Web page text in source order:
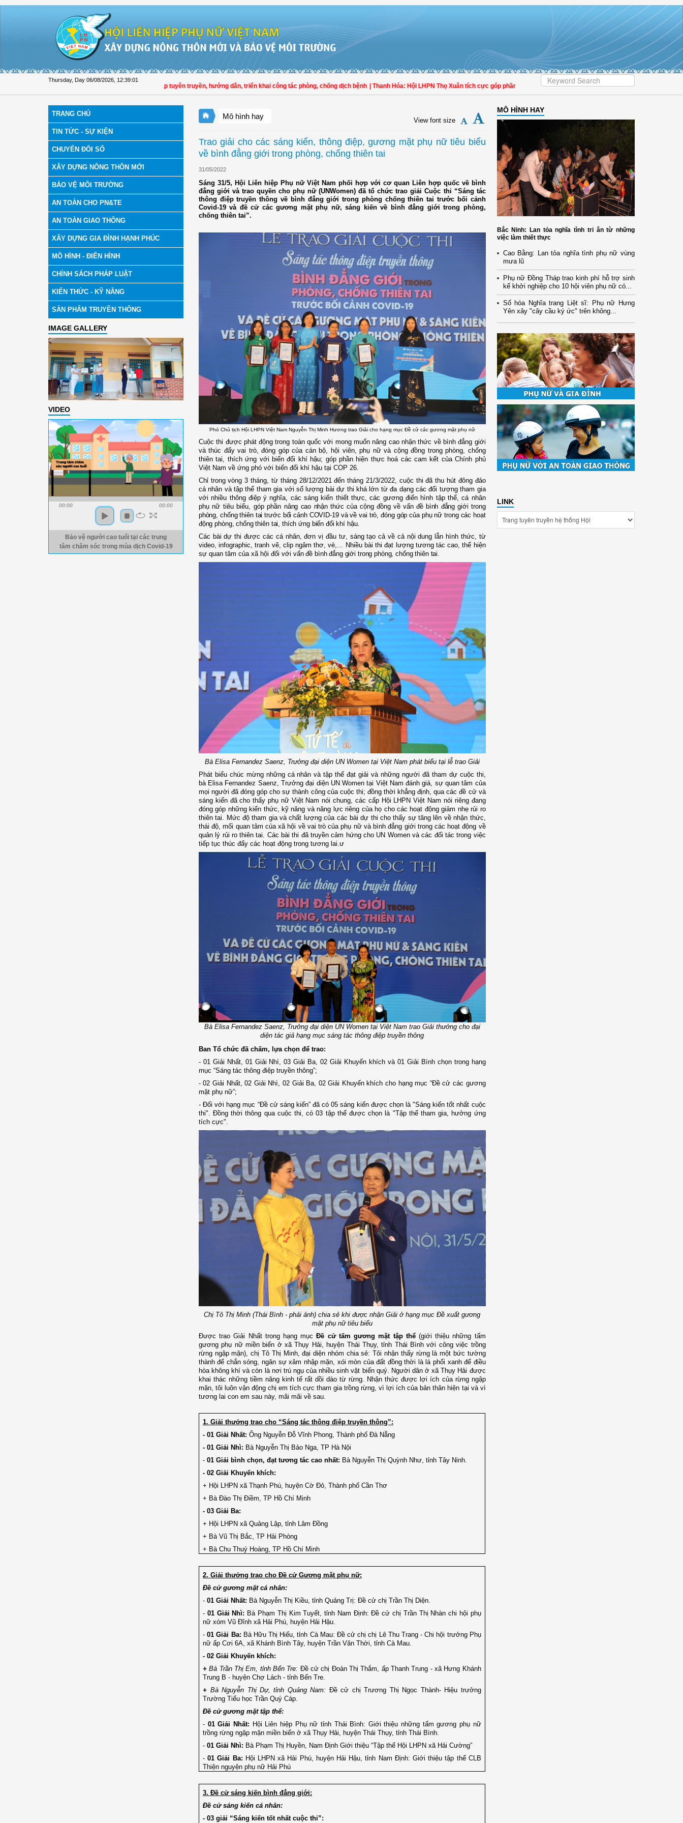
Thursday, Day 06/08/2026 12:39:02
Hội LHPN tỉnh Đồng Tháp tuyên truyền, hướng dẫn, triển khai công tác phòng, chống dịch bệnh | Thanh Hóa: Hội LHPN Thọ Xuân tích cực góp phần nâng cao tỷ lệ người dân tham gia bảo hiểm y tế
TRANG CHỦ
TIN TỨC - SỰ KIỆN
CHUYỂN ĐỔI SỐ
XÂY DỰNG NÔNG THÔN MỚI
BẢO VỆ MÔI TRƯỜNG
AN TOÀN CHO PN&TE
AN TOÀN GIAO THÔNG
XÂY DỰNG GIA ĐÌNH HẠNH PHÚC
MÔ HÌNH - ĐIỂN HÌNH
CHÍNH SÁCH PHÁP LUẬT
KIẾN THỨC - KỸ NĂNG
SẢN PHẨM TRUYỀN THÔNG
IMAGE GALLERY
VIDEO
00:00 00:00
Bảo vệ người cao tuổi tại các trung
tâm chăm sóc trong mùa dịch Covid-19
Mô hình hay View font size
Trao giải cho các sáng kiến, thông điệp, gương mặt phụ nữ tiêu biểu
về bình đẳng giới trong phòng, chống thiên tai
31/05/2022
Sáng 31/5, Hội Liên hiệp Phụ nữ Việt Nam phối hợp với cơ quan Liên hợp quốc về bình
đẳng giới và trao quyền cho phụ nữ (UNWomen) đã tổ chức trao giải Cuộc thi “Sáng tác
thông điệp truyền thông về bình đẳng giới trong phòng chống thiên tai trước bối cảnh
Covid-19 và đề cử các gương mặt phụ nữ, sáng kiến về bình đẳng giới trong phòng,
chống thiên tai”.
Phó Chủ tịch Hội LHPN Việt Nam Nguyễn Thị Minh Hương trao Giải cho hạng mục Đề cử các gương mặt phụ nữ
Cuộc thi được phát động trong toàn quốc với mong muốn nâng cao nhận thức về bình đẳng giới
và thúc đẩy vai trò, đóng góp của cán bộ, hội viên, phụ nữ và cộng đồng trong phòng, chống
thiên tai, thích ứng với biến đổi khí hậu; góp phần hiện thực hoá các cam kết của Chính phủ
Việt Nam về ứng phó với biến đổi khí hậu tại COP 26.
Chỉ trong vòng 3 tháng, từ tháng 28/12/2021 đến tháng 21/3/2022, cuộc thi đã thu hút đông đảo
cá nhân và tập thể tham gia vớisố lượng bài dự thi khá lớn từ đa dạng các đối tượng tham gia
vớinhiều thông điệp ý nghĩa, các sáng kiến thiết thực, các gương điển hình tập thể, cá nhân
phụ nữ tiêu biểu , góp phần nâng cao nhận thức của cộng đồng về vấn đề bình đẳng giới trong
phòng, chống thiên tai trước bối cảnh COVID-19 và về vai trò, đóng góp của phụ nữ trong các hoạt
động phòng, chống thiên tai, thích ứng biến đổi khí hậu.
Các bài dự thi được các cá nhân, đơn vị đầu tư, sáng tạo cả về cả nội dung lẫn hình thức, từ
video, infographic, tranh vẽ, clip ngâm thơ, vè,... Nhiều bài thi đạt lượng tương tác cao, thể hiện
sự quan tâm của xã hội đối với vấn đề bình đẳng giới trong phòng, chống thiên tai.
Bà Elisa Fernandez Saenz, Trưởng đại diện UN Women tại Việt Nam phát biểu tại lễ trao Giải
Phát biểu chúc mừng những cá nhân và tập thể đạt giải và những người đã tham dự cuộc thi,
bà Elisa Fernandez Saenz, Trưởng đại diện UN Women tại Việt Nam đánh giá, sự quan tâm của
mọi người đã đóng góp cho sự thành công của cuộc thi; đồng thời khẳng định, qua các đề cử và
sáng kiến đã cho thấy phụ nữ Việt Nam nói chung, các cấp Hội LHPN Việt Nam nói riêng đang
đóng góp những kiến thức, kỹ năng và năng lực riêng của họ cho các hoạt động giảm nhẹ rủi ro
thiên tai. Mức độ tham gia và chất lượng của các bài dự thi cho thấy sự tăng lên về nhận thức,
thái độ, mối quan tâm của xã hội về vai trò của phụ nữ và bình đẳng giới trong các hoạt động về
quản lý rủi ro thiên tai. Các bài thi đã truyền cảm hứng cho UN Women và các đối tác trong việc
tiếp tục thúc đẩy các hoạt động trong tương lai.ư
Bà Elisa Fernandez Saenz, Trưởng đại diện UN Women tại Việt Nam trao Giải thưởng cho đại
diện tác giả hạng mục sáng tác thông điệp truyền thông
Ban Tổ chức đã chấm, lựa chọn để trao:
- 01 Giải Nhất, 01 Giải Nhì, 03 Giải Ba, 02 Giải Khuyến khích và 01 Giải Bình chọn trong hạng
mục “Sáng tác thông điệp truyền thông”;
- 02 Giải Nhất, 02 Giải Nhì, 02 Giải Ba, 02 Giải Khuyến khích cho hạng mục “Đề cử các gương
mặt phụ nữ”;
- Đối với hạng mục “Đề cử sáng kiến” đã có 05 sáng kiến được chọn là "Sáng kiến tốt nhất cuộc
thi". Đồng thời thông qua cuộc thi, có 03 tập thể được chọn là "Tập thể tham gia, hưởng ứng
tích cực".
Chị Tô Thị Minh (Thái Bình - phải ảnh) chia sẻ khi được nhận Giải ở hạng mục Đề xuất gương
mặt phụ nữ tiêu biểu
Được trao Giải Nhất trong hạng mụcĐề cử tấm gương mặt tập thể(giới thiệu những tấm
gương phụ nữ miền biển ở xã Thụy Hải, huyện Thái Thụy, tỉnh Thái Bình với công việc trồng
rừng ngập mặn),chị Tô Thị Minh, đại diện nhóm chia sẻ:Tôi nhận thấy rừng là một bức tường
thành để chắn sóng, ngăn sự xâm nhập mặn, xói mòn của đất đồng thời là lá phổi xanh để điều
hòa không khí và còn là nơi trú ngụ của nhiều sinh vật biển quý. Người dân ở xã Thụy Hải được
khai thác những tiềm năng kinh tế rất dồi dào từ rừng. Nhận thức được lợi ích của rừng ngập
mặn, tôi luôn vận động chị em tích cực tham gia trồng rừng, vì lợi ích của bản thân hiện tại và vì
tương lai con em sau này, mãi mãi về sau.
1. Giải thưởng trao cho “Sáng tác thông điệp truyền thông”:
- 01Giải Nhất:Ông Nguyễn Đỗ Vĩnh Phong, Thành phố Đà Nẵng
- 01 Giải Nhì: Bà Nguyễn Thị Bảo Nga, TP Hà Nội
-01 Giải bình chọn, đạt tương tác cao nhất: Bà Nguyễn Thị Quỳnh Như, tỉnh Tây Ninh.
- 02 Giải Khuyến khích:
+ Hội LHPN xã Thạnh Phú, huyện Cờ Đỏ, Thành phố Cần Thơ
+ Bà Đào Thị Điềm, TP Hồ Chí Minh
- 03 Giải Ba:
+ Hội LHPN xã Quảng Lập, tỉnh Lâm Đồng
+ Bà Vũ Thị Bắc, TP Hải Phòng
+ Bà Chu Thuý Hoàng, TP Hồ Chí Minh
2. Giải thưởng trao cho Đề cử Gương mặt phụ nữ:
Đề cử gương mặt cá nhân:
-01Giải Nhất: Bà Nguyễn Thị Kiều, tỉnh Quảng Trị: Đề cử chị Trần Thị Diện.
- 01 Giải Nhì: Bà Phạm Thị Kim Tuyết, tỉnh Nam Định: Đề cử chị Trần Thị Nhàn chi hội phụ
nữ xóm Vũ Đĩnh xã Hải Phú, huyện Hải Hậu.
-01 Giải Ba: Bà Hữu Thị Hiếu, tỉnh Cà Mau: Đề cử chị chị Lê Thu Trang - Chi hội trưởng Phụ
nữ ấp Cơi 6A, xã Khánh Bình Tây, huyện Trần Văn Thời, tỉnh Cà Mau.
- 02 Giải Khuyến khích:
+Bà Trần Thị Em, tỉnh Bến Tre: Đề cử chị Đoàn Thị Thắm, ấp Thanh Trung - xã Hưng Khánh
Trung B - huyện Chợ Lách - tỉnh Bến Tre.
+ Bà Nguyễn Thị Dự, tỉnh Quảng Nam: Đề cử chị Trương Thị Ngọc Thành- Hiệu trưởng
Trường Tiểu học Trần Quý Cáp.
Đề cử gương mặt tập thể:
- 01Giải Nhất: Hội Liên hiệp Phụ nữ tỉnh Thái Bình: Giới thiệu những tấm gương phụ nữ
trồng rừng ngập mặn miền biển ở xã Thụy Hải, huyện Thái Thụy, tỉnh Thái Bình.
-01 Giải Nhì: Bà Phạm Thị Huyền, Nam Định Giới thiệu “Tập thể Hội LHPN xã Hải Cường”
-01 Giải Ba: Hội LHPN xã Hải Phú, huyện Hải Hậu, tỉnh Nam Định: Giới thiệu tập thể CLB
Thiện nguyện phụ nữ Hải Phú
3. Đề cử sáng kiến bình đẳng giới:
Đề cử sáng kiến cá nhân:
- 03 giải “Sáng kiến tốt nhất cuộc thi”:
MÔ HÌNH HAY
Bắc Ninh: Lan tỏa nghĩa tình tri ân từ những
việc làm thiết thực
Cao Bằng: Lan tỏa nghĩa tình phụ nữ vùng
mưa lũ
Phụ nữ Đồng Tháp trao kinh phí hỗ trợ sinh
kế khởi nghiệp cho 10 hội viên phụ nữ có...
Số hóa Nghĩa trang Liệt sĩ: Phụ nữ Hưng
Yên xây "cây cầu ký ức" trên không...
LINK